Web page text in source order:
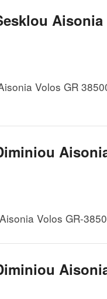
Aisonia
Volos GR
Volos GR-